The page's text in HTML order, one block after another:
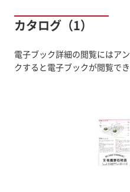
カタログ（1）
電子ブック詳細の閲覧にはア
クすると電子ブックが閲覧でき